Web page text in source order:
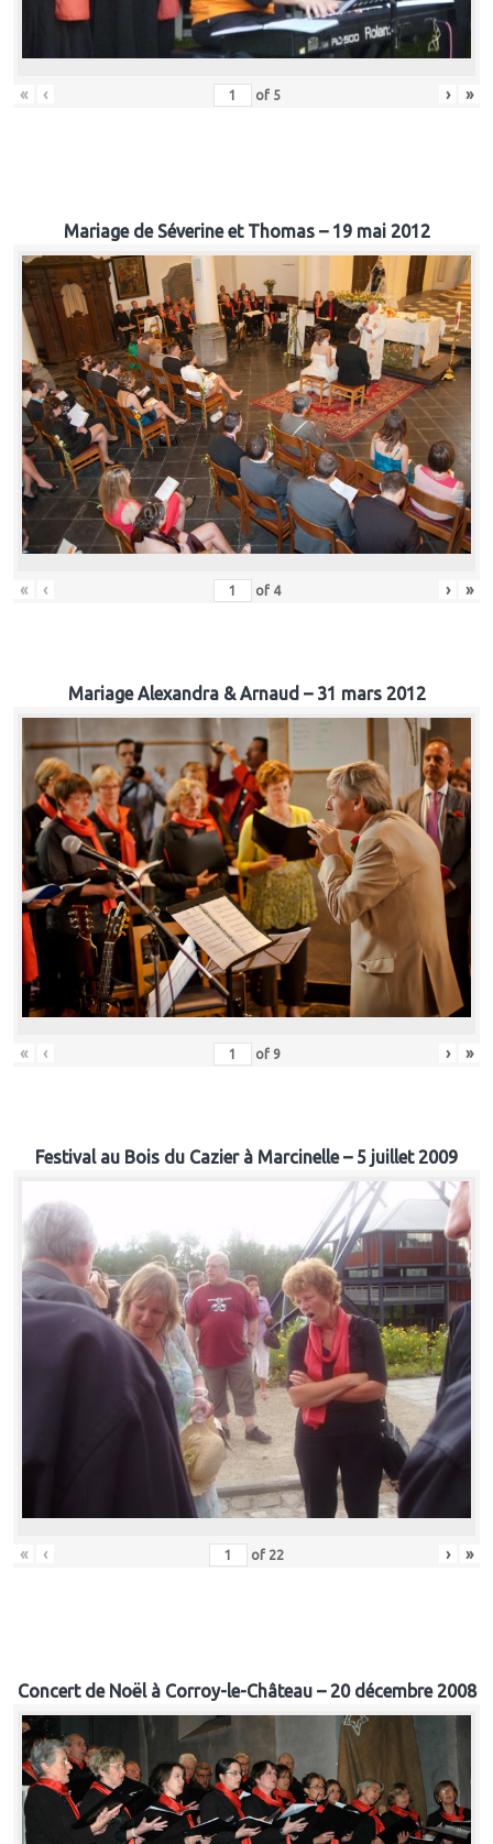
« ‹ of 5 › »
Mariage de Séverine et Thomas – 19 mai 2012
« ‹ of 4 › »
Mariage Alexandra & Arnaud – 31 mars 2012
« ‹ of 9 › »
Festival au Bois du Cazier à Marcinelle – 5 juillet 2009
« ‹ of 22 › »
Concert de Noël à Corroy-le-Château – 20 décembre 2008